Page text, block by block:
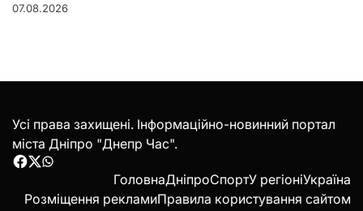
07.08.2026
Усі права захищені. Інформаційно-новинний портал
міста Дніпро "Днепр Час".
Facebook
Twitter
WhatsApp
ГоловнаДніпроСпортУ регіоніУкраїна
Розміщення рекламиПравила користування сайтом